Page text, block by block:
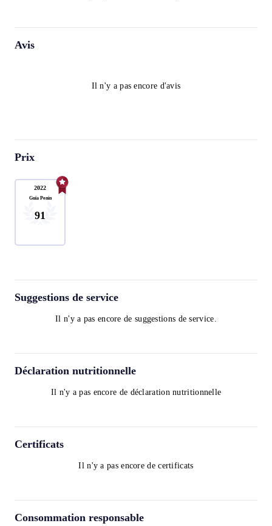
Avis
Il n'y a pas encore d'avis
Prix
2022
Guia Penin
91
Suggestions de service
Il n'y a pas encore de suggestions de service.
Déclaration nutritionnelle
Il n'y a pas encore de déclaration nutritionnelle
Certificats
Il n'y a pas encore de certificats
Consommation responsable